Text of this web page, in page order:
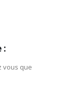
:
vous que